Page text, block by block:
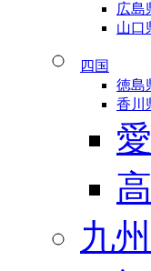
広島
山口
四国
徳島
香川
九州